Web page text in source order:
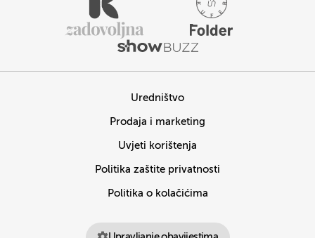
Uredništvo
Prodaja i marketing
Uvjeti korištenja
Politika zaštite privatnosti
Politika o kolačićima